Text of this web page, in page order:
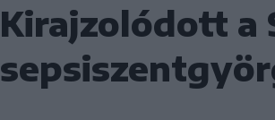
Kirajzolódott a